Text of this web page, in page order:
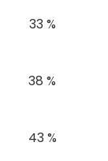
33 %
38 %
43 %